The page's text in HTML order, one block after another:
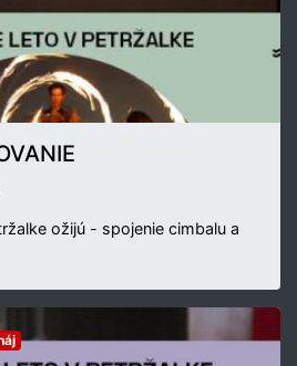
ožijú - spojenie cimbalu a